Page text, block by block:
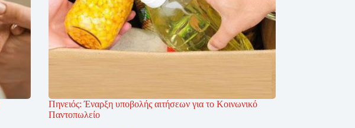
Πηνειός: Έναρξη υποβολής αιτήσεων για το Κοινωνικό
Παντοπωλείο